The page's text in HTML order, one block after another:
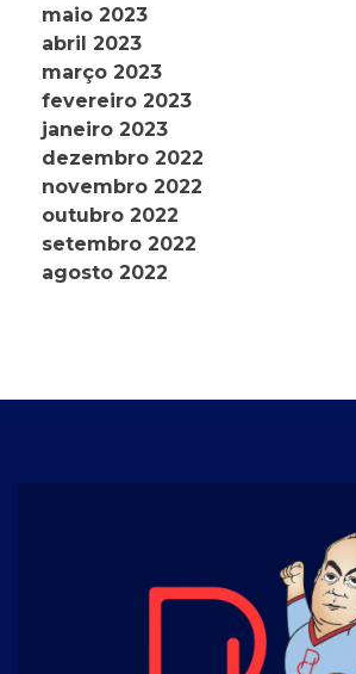
maio 2023
abril 2023
março 2023
fevereiro 2023
janeiro 2023
dezembro 2022
novembro 2022
outubro 2022
setembro 2022
agosto 2022